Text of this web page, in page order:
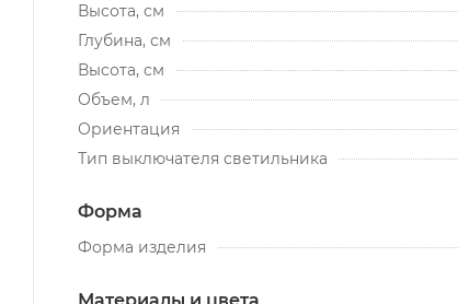
Высота, см
Глубина, см
Высота, см
Объем, л
Ориентация
Тип выключателя светильника
Форма
Форма изделия